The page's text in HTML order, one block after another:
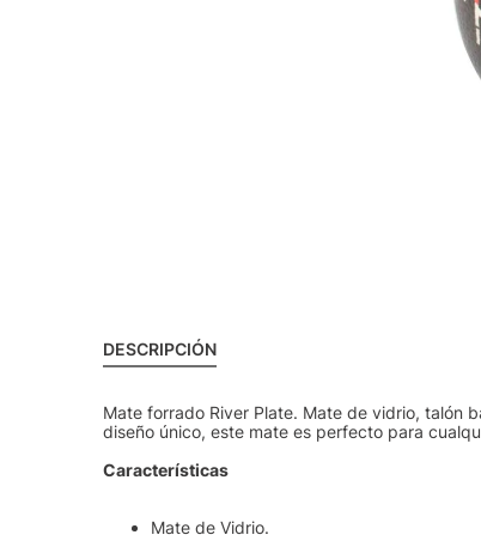
DESCRIPCIÓN
Mate forrado River Plate. Mate de vidrio, talón
diseño único, este mate es perfecto para
Características
Mate de Vidrio.